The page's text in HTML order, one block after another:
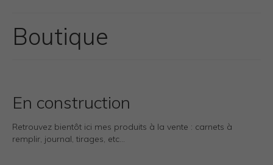
Artist Book
Photos Inspiration / Voyages
Boutique
Boutique
En construction
Retrouvez bientôt ici mes produits à la vente : carnets à
remplir, journal, tirages, etc…